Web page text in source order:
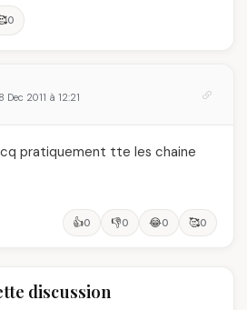
0
Dec 2011 à 12:21
pratiquement tte les chaine
👍0 👎0 😂0 🥰0
discussion